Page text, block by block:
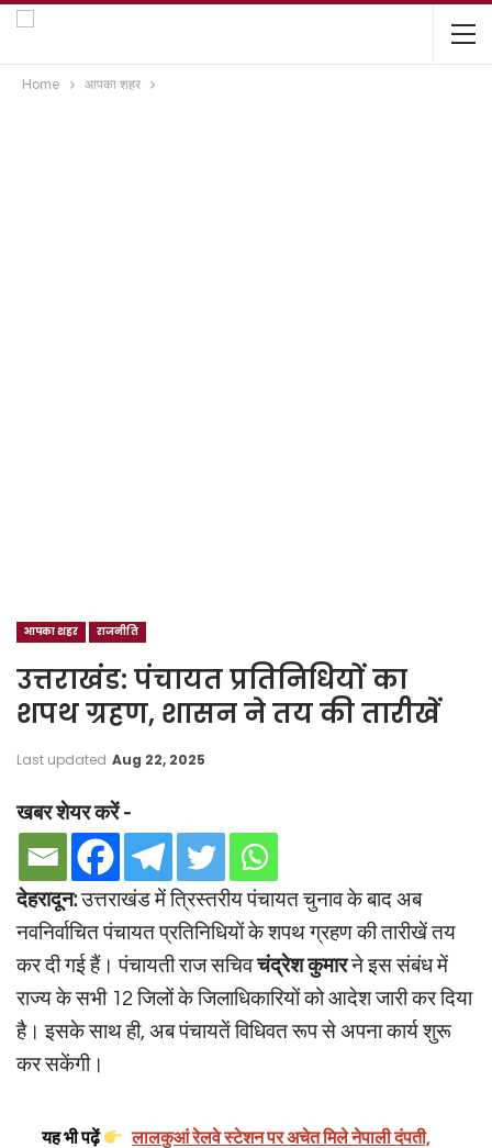
Home आपका शहर
आपका शहर राजनीति
उत्तराखंड: पंचायत प्रतिनिधियों का
शपथ ग्रहण, शासन ने तय की तारीखें
Last updated Aug 22, 2025
खबर शेयर करें -
देहरादून:उत्तराखंड में त्रिस्तरीय पंचायत चुनाव के बाद अब
नवनिर्वाचित पंचायत प्रतिनिधियों के शपथ ग्रहण की तारीखें तय
कर दी गई हैं। पंचायती राज सचिवचंद्रेश कुमारने इस संबंध में
राज्य के सभी 12 जिलों के जिलाधिकारियों को आदेश जारी कर दिया
है। इसके साथ ही, अब पंचायतें विधिवत रूप से अपना कार्य शुरू
कर सकेंगी।
यह भी पढ़ें
लालकुआं रेलवे स्टेशन पर अचेत मिले नेपाली दंपती,